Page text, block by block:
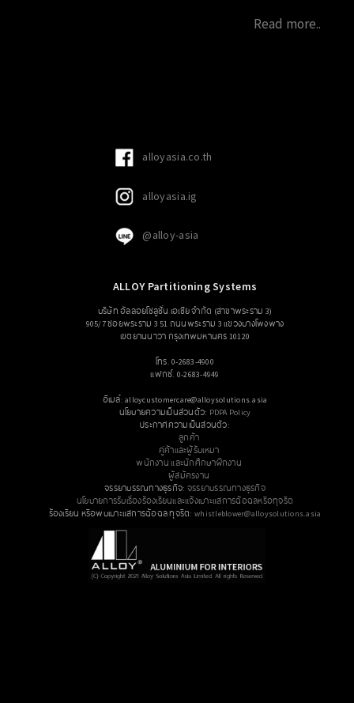
7 ศอก” ในงานจัดการแสดง “โชว์แก้บน”
Read more..
alloyasia.co.th
alloyasia.ig
@alloy-asia
ALLOY Partitioning Systems
บริษัท อัลลอยโซลูชั่น เอเซีย จำกัด (สาขาพระราม 3)
905/7 ซอยพระราม 3 51 ถนนพระราม 3 แขวงบางโพงพาง
เขตยานนาวา กรุงเทพมหานคร 10120
โทร. 0-2683-4900
แฟกซ์. 0-2683-4949
อีเมล์: alloycustomercare@alloysolutions.asia
นโยบายความเป็นส่วนตัว: PDPA Policy
ประกาศความเป็นส่วนตัว:
ลูกค้า
คู่ค้าและผู้รับเหมา
พนักงาน และนักศึกษาฝึกงาน
ผู้สมัครงาน
จรรยาบรรณทางธุรกิจ: จรรยาบรรณทางธุรกิจ
นโยบายการรับเรื่องร้องเรียนและแจ้งเบาะแสการฉ้อฉลหรือทุจริต
ร้องเรียน หรือพบเบาะแสการฉ้อฉล ทุจริต: whistleblower@alloysolutions.asia